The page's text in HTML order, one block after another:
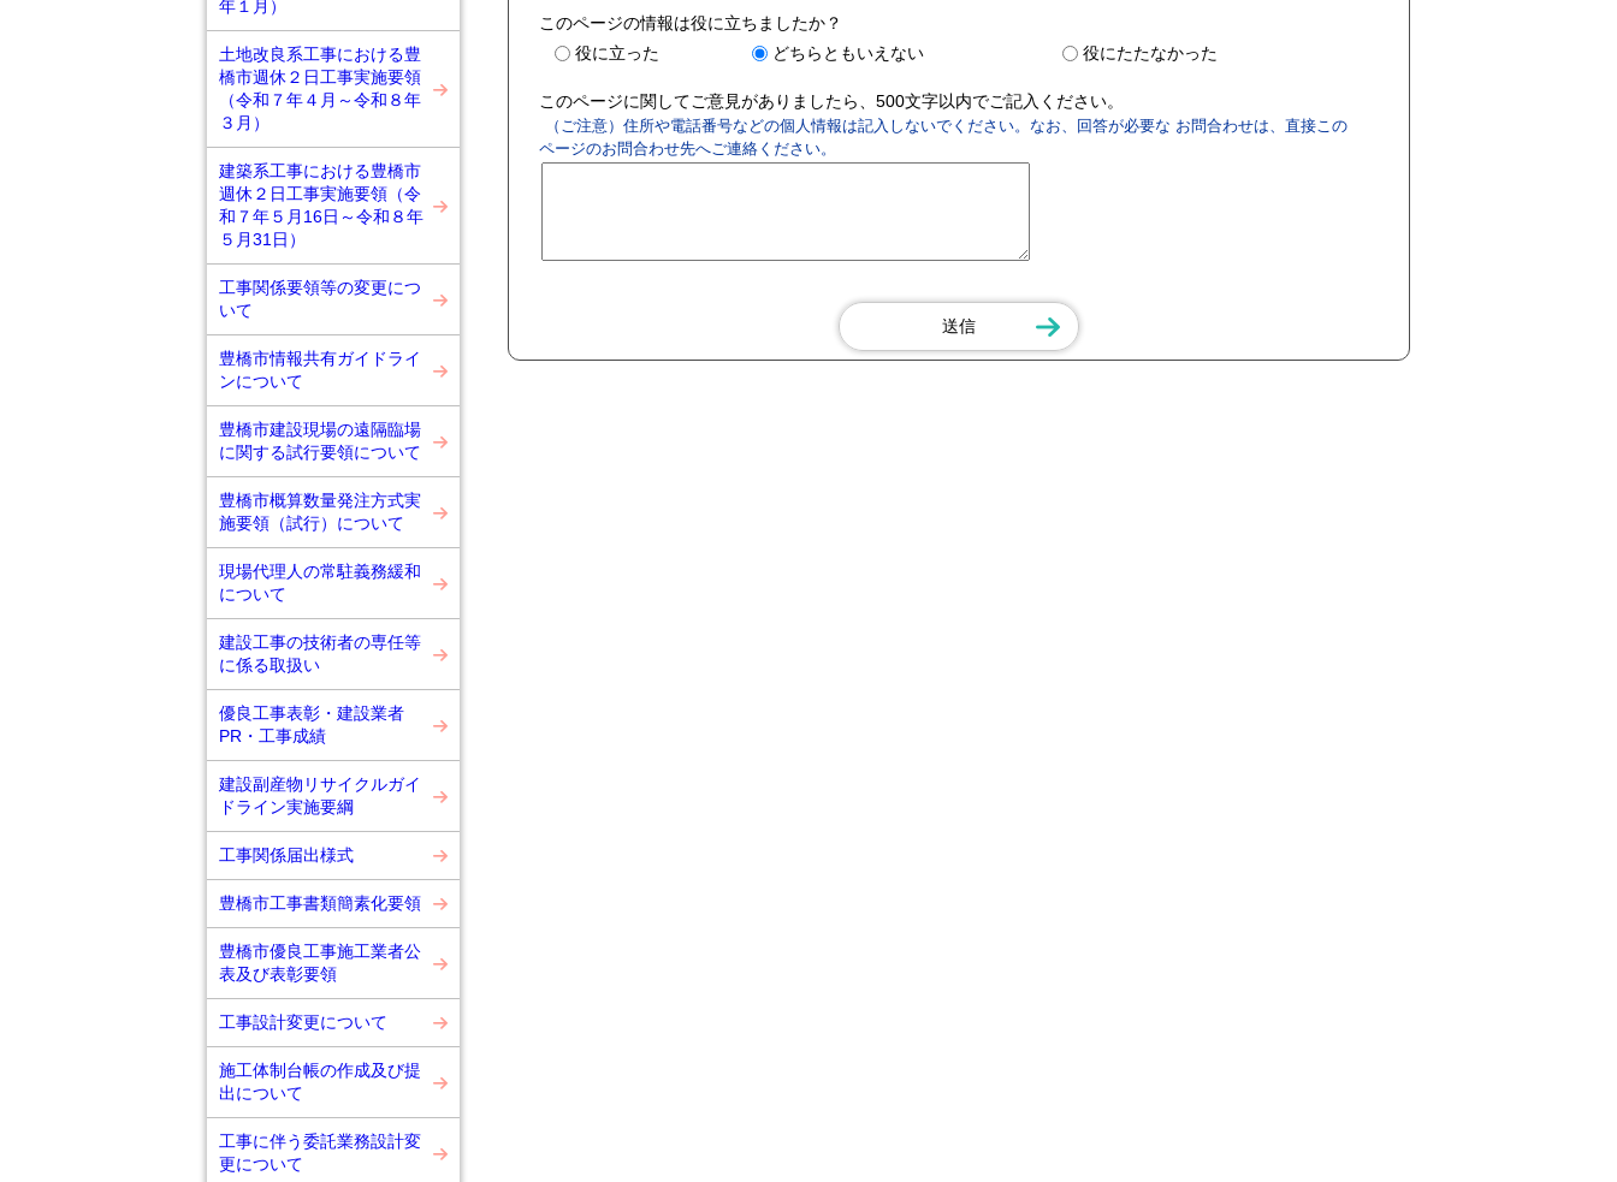
年１月）
土地改良系工事における豊
橋市週休２日工事実施要領
（令和７年４月～令和８年
３月）
建築系工事における豊橋市
週休２日工事実施要領（令
和７年５月16日～令和８年
５月31日）
工事関係要領等の変更につ
いて
豊橋市情報共有ガイドライ
ンについて
豊橋市建設現場の遠隔臨場
に関する試行要領について
豊橋市概算数量発注方式実
施要領（試行）について
現場代理人の常駐義務緩和
について
建設工事の技術者の専任等
に係る取扱い
優良工事表彰・建設業者
PR・工事成績
建設副産物リサイクルガイ
ドライン実施要綱
工事関係届出様式
豊橋市工事書類簡素化要領
豊橋市優良工事施工業者公
表及び表彰要領
工事設計変更について
施工体制台帳の作成及び提
出について
工事に伴う委託業務設計変
更について
このページの情報は役に立ちましたか？
役に立った
どちらともいえない 役にたたなかった
このページに関してご意見がありましたら、500文字以内でご記入ください。
（ご注意）住所や電話番号などの個人情報は記入しないでください。なお、回答が必要な お問合わせは、直接この
ページのお問合わせ先へご連絡ください。